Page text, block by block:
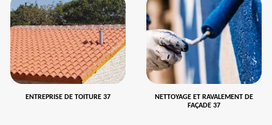
ENTREPRISE DE TOITURE 37
NETTOYAGE ET RAVALEMENT DE
FAÇADE 37